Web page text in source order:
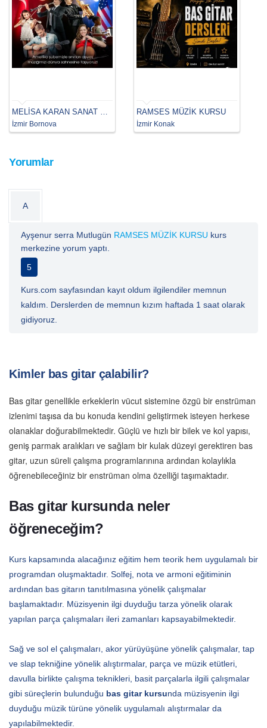
MELİSA KARAN SANAT MERKEZİ
İzmir Bornova
RAMSES MÜZİK KURSU
İzmir Konak
Yorumlar
A
Ayşenur serra Mutlugün RAMSES MÜZİK KURSU kurs
merkezine yorum yaptı.
5
Kurs.com sayfasından kayıt oldum ilgilendiler memnun
kaldım. Derslerden de memnun kızım haftada 1 saat olarak
gidiyoruz.
Kimler bas gitar çalabilir?
Bas gitar genellikle erkeklerin vücut sistemine özgü bir enstrüman
izlenimi taşısa da bu konuda kendini geliştirmek isteyen herkese
olanaklar doğurabilmektedir. Güçlü ve hızlı bir bilek ve kol yapısı,
geniş parmak aralıkları ve sağlam bir kulak düzeyi gerektiren bas
gitar, uzun süreli çalışma programlarınına ardından kolaylıkla
öğrenebileceğiniz bir enstrüman olma özelliği taşımaktadır.
Bas gitar kursunda neler
öğreneceğim?
Kurs kapsamında alacağınız eğitim hem teorik hem uygulamalı bir
programdan oluşmaktadır. Solfej, nota ve armoni eğitiminin
ardından bas gitarın tanıtılmasına yönelik çalışmalar
başlamaktadır. Müzisyenin ilgi duyduğu tarza yönelik olarak
yapılan parça çalışmaları ileri zamanları kapsayabilmektedir.
Sağ ve sol el çalışmaları, akor yürüyüşüne yönelik çalışmalar, tap
ve slap tekniğine yönelik alıştırmalar, parça ve müzik etütleri,
davulla birlikte çalışma teknikleri, basit parçalarla ilgili çalışmalar
gibi süreçlerin bulunduğu bas gitar kursunda müzisyenin ilgi
duyduğu müzik türüne yönelik uygulamalı alıştırmalar da
yapılabilmektedir.